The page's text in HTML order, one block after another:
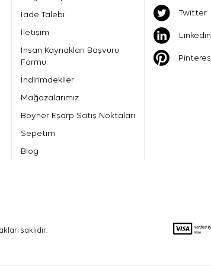
İade Talebi
İletişim
İnsan Kaynakları Başvuru
Formu
İndirimdekiler
Mağazalarımız
Boyner Eşarp Satış Noktaları
Sepetim
Blog
Twitter
Linkedin
saklıdır.